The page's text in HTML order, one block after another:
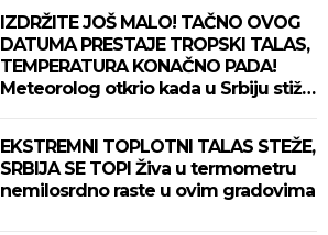
IZDRŽITE JOŠ MALO! TAČNO OVOG
DATUMA PRESTAJE TROPSKI TALAS,
TEMPERATURA KONAČNO PADA!
Meteorolog otkrio kada u Srbiju stiže
EKSTREMNI TOPLOTNI TALAS STEŽE,
SRBIJA SE TOPI Živa u termometru
nemilosrdno raste u ovim gradovima